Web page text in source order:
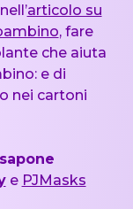
articolo su
, fare
che aiuta
e di
nei cartoni
e PJMasks